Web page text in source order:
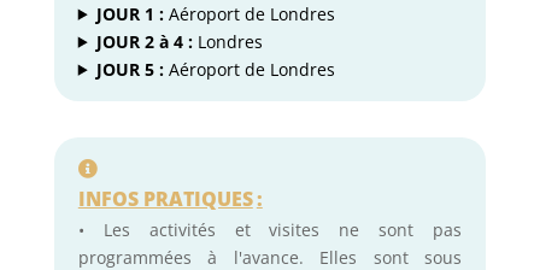
JOUR 1 :Aéroport de Londres
JOUR 2 à 4 : Londres
JOUR 5 : Aéroport de Londres
INFOS PRATIQUES:
• Les activités et visites ne sont pas
programmées à l'avance. Elles sont sous